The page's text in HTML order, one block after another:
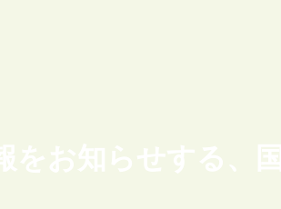
をお知らせする、